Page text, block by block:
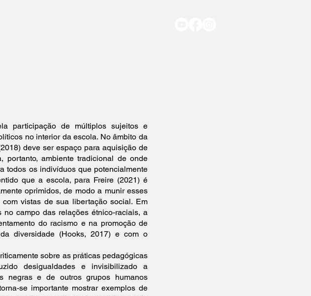
participação de múltiplos sujeitos e
no interior da escola. No âmbito da
deve ser espaço para aquisição de
portanto, ambiente tradicional de onde
todos os indivíduos que potencialmente
que a escola, para Freire (2021) é
oprimidos, de modo a munir esses
vistas de sua libertação social. Em
campo das relações étnico-raciais, a
do racismo e na promoção de
diversidade (Hooks, 2017) e com o
sobre as práticas pedagógicas
desigualdades e invisibilizado a
negras e de outros grupos humanos
se importante mostrar exemplos de